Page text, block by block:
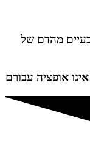
מהדם של
אופציה עבורם